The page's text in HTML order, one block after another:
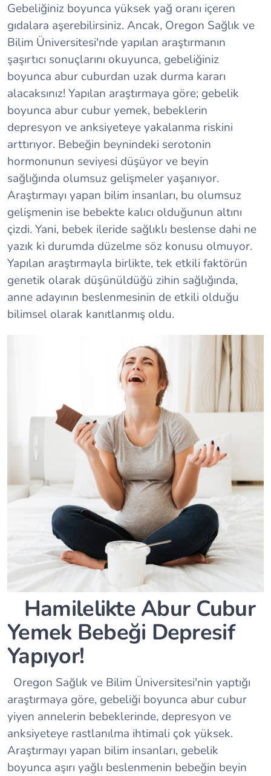
Gebeliğiniz boyunca yüksek yağ oranı içeren
gıdalara aşerebilirsiniz. Ancak, Oregon Sağlık ve
Bilim Üniversitesi'nde yapılan araştırmanın
şaşırtıcı sonuçlarını okuyunca, gebeliğiniz
boyunca abur cuburdan uzak durma kararı
alacaksınız! Yapılan araştırmaya göre; gebelik
boyunca abur cubur yemek, bebeklerin
depresyon ve anksiyeteye yakalanma riskini
arttırıyor. Bebeğin beynindeki serotonin
hormonunun seviyesi düşüyor ve beyin
sağlığında olumsuz gelişmeler yaşanıyor.
Araştırmayı yapan bilim insanları, bu olumsuz
gelişmenin ise bebekte kalıcı olduğunun altını
çizdi. Yani, bebek ileride sağlıklı beslense dahi ne
yazık ki durumda düzelme söz konusu olmuyor.
Yapılan araştırmayla birlikte, tek etkili faktörün
genetik olarak düşünüldüğü zihin sağlığında,
anne adayının beslenmesinin de etkili olduğu
bilimsel olarak kanıtlanmış oldu.
Hamilelikte Abur Cubur
Yemek Bebeği Depresif
Yapıyor!
Oregon Sağlık ve Bilim Üniversitesi'nin yaptığı
araştırmaya göre, gebeliği boyunca abur cubur
yiyen annelerin bebeklerinde, depresyon ve
anksiyeteye rastlanılma ihtimali çok yüksek.
Araştırmayı yapan bilim insanları, gebelik
boyunca aşırı yağlı beslenmenin bebeğin beyin